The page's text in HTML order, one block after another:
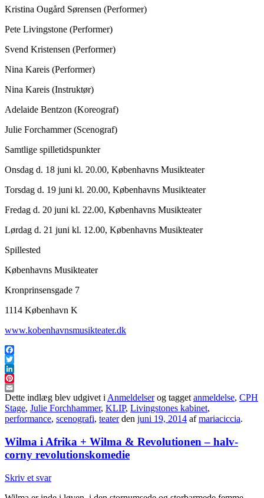
Kristina Ougård Sørensen (Performer)
Pete Livingstone (Performer)
Svend Kristensen (Performer)
Nina Kareis (Performer)
Nina Kareis (Instruktør)
Adelaide Bentzon (Koreograf)
Julie Forchammer (Scenograf)
Samtlige spilletidspunkter
Onsdag d. 18 juni kl. 20.00, Københavns Musikteater
Torsdag d. 19 juni kl. 20.00, Københavns Musikteater
Fredag d. 20 juni kl. 22.00, Københavns Musikteater
Lørdag d. 21 juni kl. 12.00, Københavns Musikteater
Spillested
Københavns Musikteater
Kronprinsensgade 7
1114 København K
www.kobenhavnsmusikteater.dk
Facebook
Twitter
LinkedIn
Pinterest
Email
Dette indlæg blev udgivet i Anmeldelserog tagget anmeldelse, CPH
Stage, Julie Forchhammer, KLIP, Livingstones kabinet,
performance, scenografi, teaterden juni 19, 2014 afmariaciccia.
Wilma i Afrika + Wilma & Revolutionen – halv-
corny revolutionskomedie
Skriv et svar